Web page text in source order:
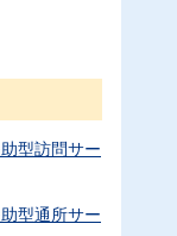
型訪問サー
型通所サー